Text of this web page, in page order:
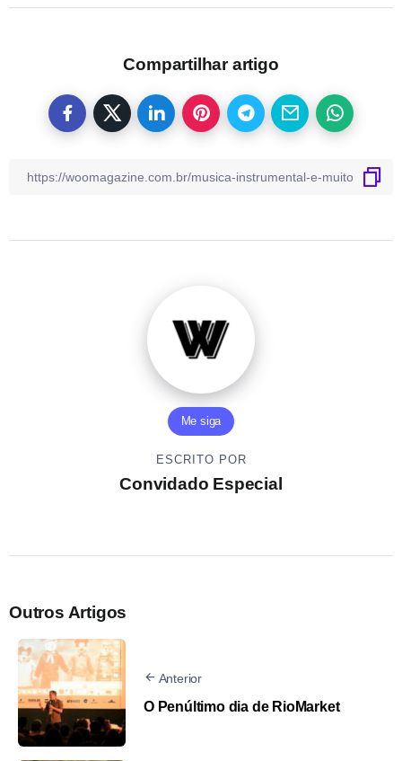
Compartilhar artigo
Me siga
ESCRITO POR
Convidado Especial
Outros Artigos
Anterior
O Penúltimo dia de RioMarket